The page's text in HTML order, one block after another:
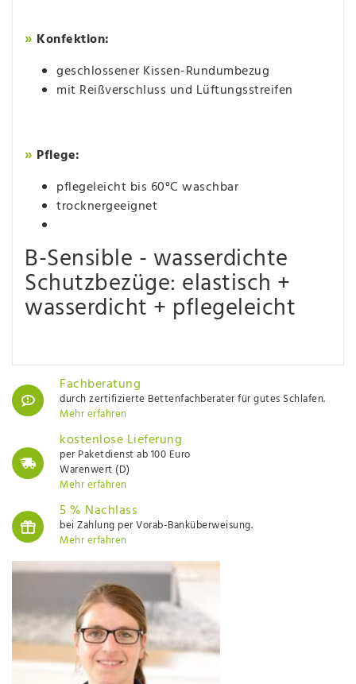
» Konfektion:
geschlossener Kissen-Rundumbezug
mit Reißverschluss und Lüftungsstreifen
» Pflege:
pflegeleicht bis 60°C waschbar
trocknergeeignet
B-Sensible - wasserdichte
Schutzbezüge: elastisch +
wasserdicht + pflegeleicht
Fachberatung
durch zertifizierte Bettenfachberater für gutes Schlafen.
Mehr erfahren
kostenlose Lieferung
per Paketdienst ab 100 Euro
Warenwert (D)
Mehr erfahren
5 % Nachlass
bei Zahlung per Vorab-Banküberweisung.
Mehr erfahren